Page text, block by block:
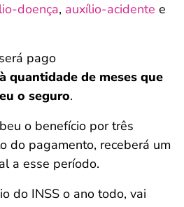
doença, auxílio-acidente e
pago
quantidade de meses que
o seguro.
o benefício por três
do pagamento, receberá um
a esse período.
do INSS o ano todo, vai